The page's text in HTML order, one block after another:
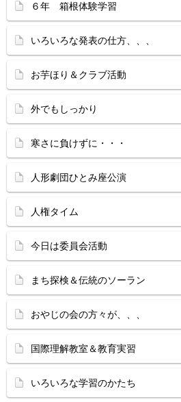
６年 箱根体験学習
いろいろな発表の仕方、、、
お芋ほり＆クラブ活動
外でもしっかり
寒さに負けずに・・・
人形劇団ひとみ座公演
人権タイム
今日は委員会活動
まち探検＆伝統のソーラン
おやじの会の方々が、、、
国際理解教室＆教育実習
いろいろな学習のかたち